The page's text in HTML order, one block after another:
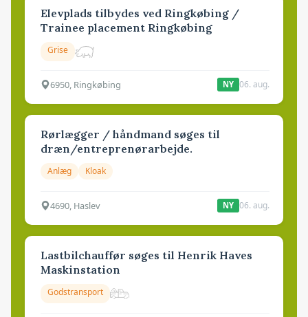
Elevplads tilbydes ved Ringkøbing /
Trainee placement Ringkøbing
Grise
6950, Ringkøbing NY 06. aug.
Rørlægger / håndmand søges til
dræn/entreprenørarbejde.
Anlæg Kloak
4690, Haslev NY 06. aug.
Lastbilchauffør søges til Henrik Haves
Maskinstation
Godstransport